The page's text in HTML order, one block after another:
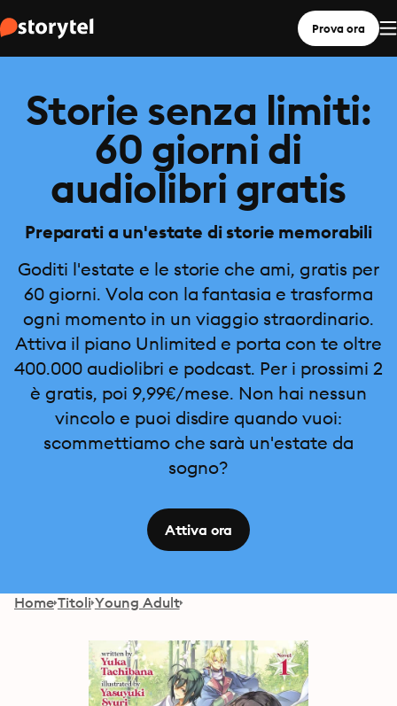
Prova ora
Storie senza limiti:
60 giorni di
audiolibri gratis
Preparati a un'estate di storie memorabili
Goditi l'estate e le storie che ami, gratis per
60 giorni. Vola con la fantasia e trasforma
ogni momento in un viaggio straordinario.
Attiva il piano Unlimited e porta con te oltre
400.000 audiolibri e podcast. Per i prossimi 2
è gratis, poi 9,99€/mese. Non hai nessun
vincolo e puoi disdire quando vuoi:
scommettiamo che sarà un'estate da
sogno?
Attiva ora
Home Titoli Young Adult